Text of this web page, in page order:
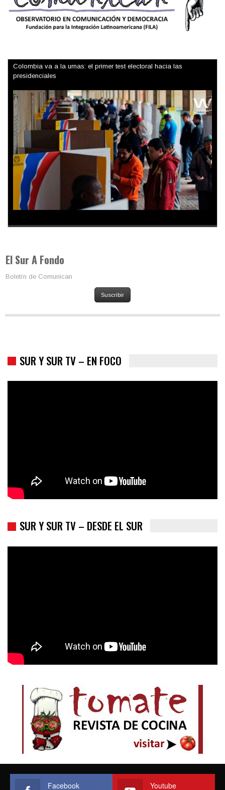
El Sur A Fondo
Boletín de Comunican
Suscribir
SUR Y SUR TV – EN FOCO
SUR Y SUR TV – DESDE EL SUR
Facebook Youtube